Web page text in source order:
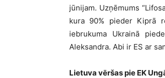
jūnijam. Uzņēmums
kura 90% pieder Kiprā
iebrukuma Ukrainā
Aleksandra. Abi ir ES ar
Lietuva vēršas pie EK